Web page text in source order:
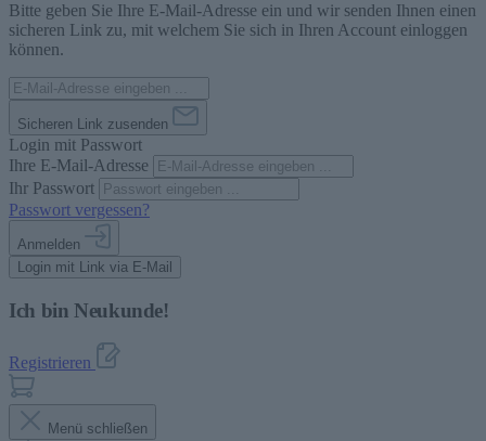
Bitte geben Sie Ihre E-Mail-Adresse ein und wir senden Ihnen einen
sicheren Link zu, mit welchem Sie sich in Ihren Account einloggen
können.
Sicheren Link zusenden
Login mit Passwort
Ihre E-Mail-Adresse
Ihr Passwort
Passwort vergessen?
Anmelden
Login mit Link via E-Mail
Ich bin Neukunde!
Registrieren
Menü schließen